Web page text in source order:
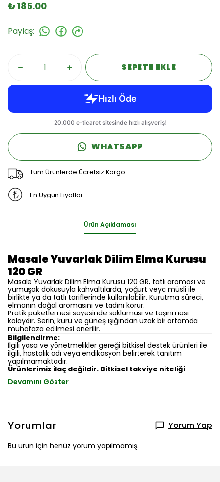
₺ 185.00
Paylaş:
SEPETE EKLE
WHATSAPP
Tüm Ürünlerde Ücretsiz Kargo
En Uygun Fiyatlar
Ürün Açıklaması
Masale Yuvarlak Dilim Elma Kurusu
120 GR
Masale Yuvarlak Dilim Elma Kurusu 120 GR, tatlı aroması ve
yumuşak dokusuyla kahvaltılarda, yoğurt veya müsli ile
birlikte ya da tatlı tariflerinde kullanılabilir. Kurutma süreci,
elmanın doğal aromasını ve tadını korur.
Pratik paketlemesi sayesinde saklaması ve taşınması
kolaydır. Serin, kuru ve güneş ışığından uzak bir ortamda
muhafaza edilmesi önerilir.
Bilgilendirme:
İlgili yasa ve yönetmelikler gereği bitkisel destek ürünleri ile
ilgili, hastalık adı veya endikasyon belirterek tanıtım
yapılmamaktadır.
Ürünlerimiz ilaç değildir. Bitkisel takviye niteliği
Devamını Göster
Yorumlar Yorum Yap
Bu ürün için henüz yorum yapılmamış.